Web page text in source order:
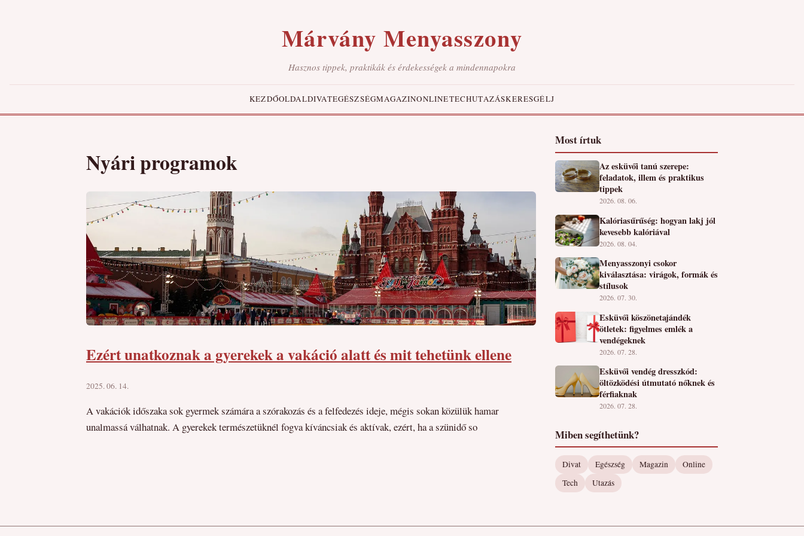
Márvány Menyasszony
Hasznos tippek, praktikák és érdekességek a mindennapokra
KEZDŐOLDALDIVATEGÉSZSÉGMAGAZINONLINETECHUTAZÁSKERESGÉLJ
Nyári programok
Ezért unatkoznak a gyerekek a vakáció alatt és mit tehetünk ellene
2025. 06. 14.
A vakációk időszaka sok gyermek számára a szórakozás és a felfedezés ideje, mégis sokan közülük hamar
unalmassá válhatnak. A gyerekek természetüknél fogva kíváncsiak és aktívak, ezért, ha a szünidő so
Most írtuk
Az esküvői tanú szerepe:
feladatok, illem és praktikus
tippek
2026. 08. 06.
Kalóriasűrűség: hogyan lakj jól
kevesebb kalóriával
2026. 08. 04.
Menyasszonyi csokor
kiválasztása: virágok, formák és
stílusok
2026. 07. 30.
Esküvői köszönetajándék
ötletek: figyelmes emlék a
vendégeknek
2026. 07. 28.
Esküvői vendég dresszkód:
öltözködési útmutató nőknek és
férfiaknak
2026. 07. 28.
Miben segíthetünk?
Divat Egészség Magazin
Online
Tech
Utazás